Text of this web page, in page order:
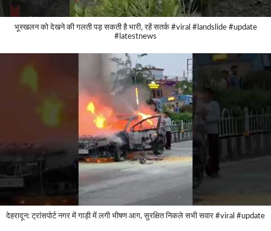
भूस्खलन को देखने की गलती पड़ सकती है भारी, रहें सतर्क #viral #landslide #update
#latestnews
देहरादून: ट्रांसपोर्ट नगर में गाड़ी में लगी भीषण आग, सुरक्षित निकले सभी सवार #viral #update